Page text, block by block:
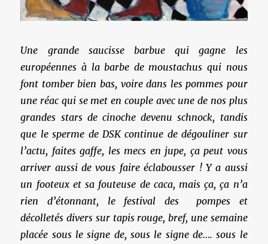
Une grande saucisse barbue qui gagne les
européennes à la barbe de moustachus qui nous
font tomber bien bas, voire dans les pommes pour
une réac qui se met en couple avec une de nos plus
grandes stars de cinoche devenu schnock, tandis
que le sperme de DSK continue de dégouliner sur
l’actu, faites gaffe, les mecs en jupe, ça peut vous
arriver aussi de vous faire éclabousser ! Y a aussi
un footeux et sa fouteuse de caca, mais ça, ça n’a
rien d’étonnant, le festival des pompes et
décolletés divers sur tapis rouge, bref, une semaine
placée sous le signe de, sous le signe de…. sous le